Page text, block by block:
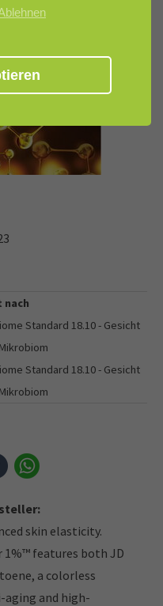
Standard 18.10 - Gesicht
Standard 18.10 - Gesicht
tumblr
skin elasticity.
1%™ features both JD
a colorless
and high-